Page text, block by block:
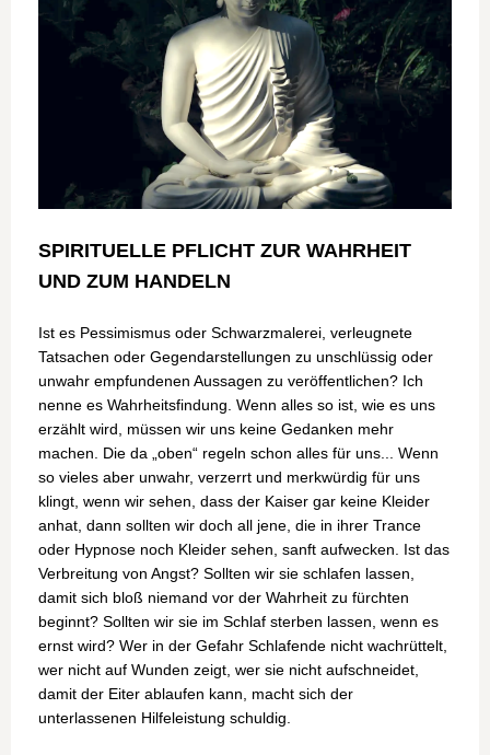
SPIRITUELLE PFLICHT ZUR WAHRHEIT
UND ZUM HANDELN
Ist es Pessimismus oder Schwarzmalerei, verleugnete
Tatsachen oder Gegendarstellungen zu unschlüssig oder
unwahr empfundenen Aussagen zu veröffentlichen? Ich
nenne es Wahrheitsfindung. Wenn alles so ist, wie es uns
erzählt wird, müssen wir uns keine Gedanken mehr
machen. Die da „oben“ regeln schon alles für uns... Wenn
so vieles aber unwahr, verzerrt und merkwürdig für uns
klingt, wenn wir sehen, dass der Kaiser gar keine Kleider
anhat, dann sollten wir doch all jene, die in ihrer Trance
oder Hypnose noch Kleider sehen, sanft aufwecken. Ist das
Verbreitung von Angst? Sollten wir sie schlafen lassen,
damit sich bloß niemand vor der Wahrheit zu fürchten
beginnt? Sollten wir sie im Schlaf sterben lassen, wenn es
ernst wird? Wer in der Gefahr Schlafende nicht wachrüttelt,
wer nicht auf Wunden zeigt, wer sie nicht aufschneidet,
damit der Eiter ablaufen kann, macht sich der
unterlassenen Hilfeleistung schuldig.